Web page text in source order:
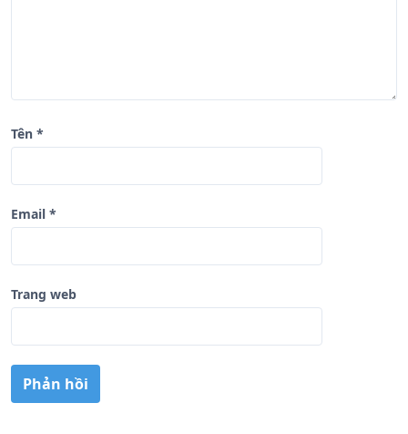
Tên *
Email *
Trang web